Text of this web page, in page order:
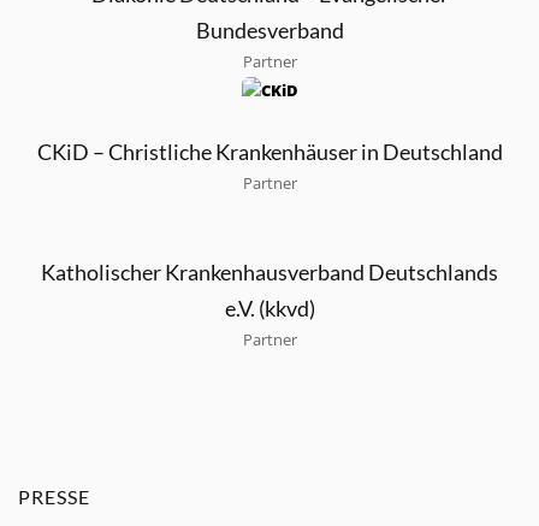
Bundesverband
Partner
CKiD – Christliche Krankenhäuser in Deutschland
Partner
Katholischer Krankenhausverband Deutschlands
e.V. (kkvd)
Partner
PRESSE